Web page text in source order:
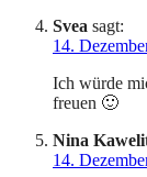
Svea sagt:
14.
Ich würde
freuen 🙂
Nina
14.